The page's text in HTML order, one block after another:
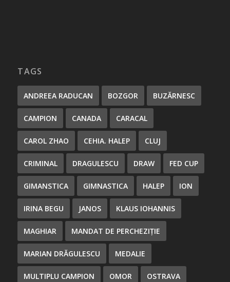
TAGS
ANDREEA RADUCAN BOZGOR BUZĂRNESC
CAMPION CANADA CARACAL
CAROL ZHAO CEHIA. HALEP CLUJ
CRIMINAL DRAGULESCU DRAW FED CUP
GIMANSTICA GIMNASTICA HALEP ION
IRINA BEGU JANOS KLAUS IOHANNIS
MAGHIAR MANDAT DE PERCHEZIȚIE
MARIAN DRĂGULESCU MEDALIE
MULTIPLU CAMPION OMOR OSTRAVA